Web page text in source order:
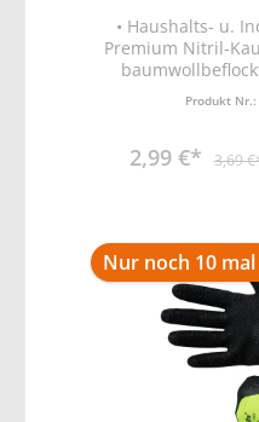
• Haushalts- u.
Premium Nitril-
Handinnenfläche
EN374-2
Produkt Nr.:
2,99 €* 3,69
Nur noch 10